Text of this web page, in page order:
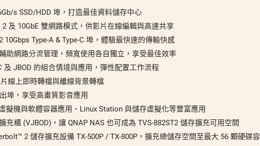
s SSD/HDD 埠，打造最佳資料儲存中心
及 10GbE 雙網路模式，供影片在線編輯與高速共享
10Gbps Type-A & Type-C 埠，體驗最快速的傳輸快感
助網路分流管理，頻寬使用各自獨立，享受最佳效率
及 JBOD 的組合情境與應用，彈性配置工作流程
線上即時轉檔與離線背景轉檔
埠，享受高畫質影音應用
擬機與軟體容器應用、Linux Station 與儲存虛擬化等豐富應用
充櫃 (VJBOD)，讓 QNAP NAS 也可成為 TVS-882ST2 儲存擴充可用空間
2 儲存擴充設備 TX-500P / TX-800P，擴充總儲存空間至最大 56 顆硬碟